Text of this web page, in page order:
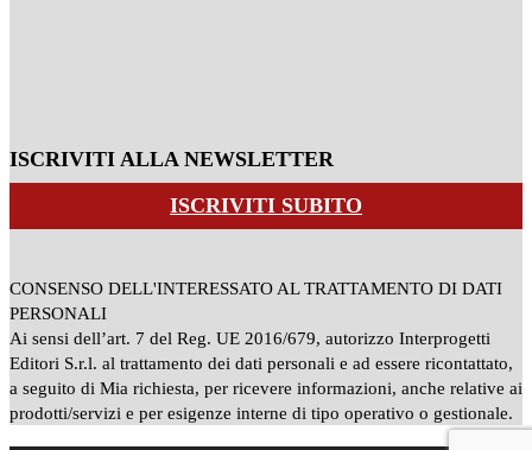
ISCRIVITI ALLA NEWSLETTER
ISCRIVITI SUBITO
CONSENSO DELL'INTERESSATO AL TRATTAMENTO DI DATI
PERSONALI
Ai sensi dell’art. 7 del Reg. UE 2016/679, autorizzo Interprogetti
Editori S.r.l. al trattamento dei dati personali e ad essere ricontattato,
a seguito di Mia richiesta, per ricevere informazioni, anche relative ai
prodotti/servizi e per esigenze interne di tipo operativo o gestionale.